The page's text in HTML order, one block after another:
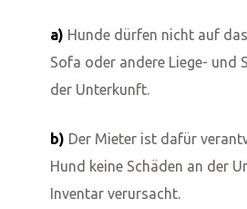
a) Hunde dürfen nicht auf
Sofa oder andere Liege- und
der Unterkunft.
b) Der Mieter ist dafür
Hund keine Schäden an der
Inventar verursacht.